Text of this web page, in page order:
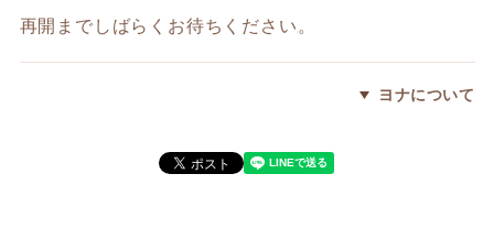
再開までしばらくお待ちください。
ヨナについて